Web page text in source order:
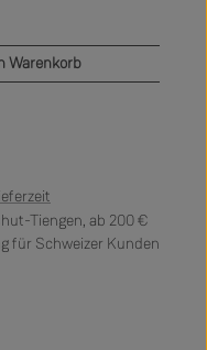
Wert
Warenkorb
Tiengen, ab 200 €
für Schweizer Kunden